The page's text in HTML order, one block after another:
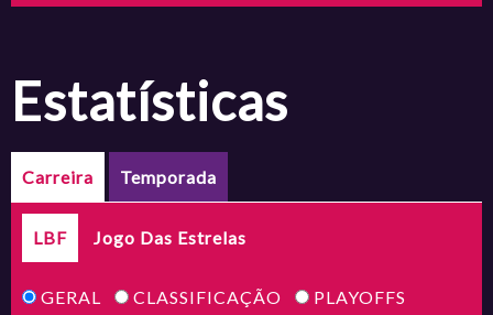
estatísticas
Carreira Temporada
LBF Jogo Das Estrelas
GERAL CLASSIFICAÇÃO PLAYOFFS